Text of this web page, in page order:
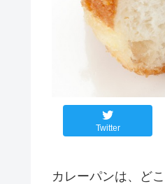
Twitter
カレーパンは、ど